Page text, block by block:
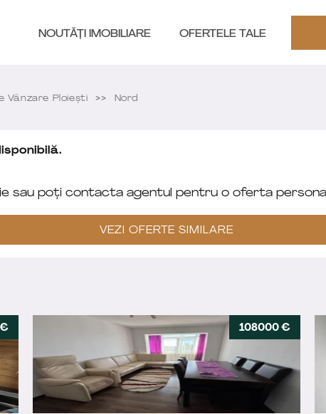
NOUTĂȚI IMOBILIARE OFERTELE TALE
Vânzare Ploieşti Nord
sau poți contacta agentul pentru o oferta
VEZI OFERTE SIMILARE
108000 €